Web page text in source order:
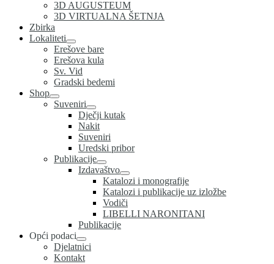
3D AUGUSTEUM
3D VIRTUALNA ŠETNJA
Zbirka
Lokaliteti
Erešove bare
Erešova kula
Sv. Vid
Gradski bedemi
Shop
Suveniri
Dječji kutak
Nakit
Suveniri
Uredski pribor
Publikacije
Izdavaštvo
Katalozi i monografije
Katalozi i publikacije uz izložbe
Vodiči
LIBELLI NARONITANI
Publikacije
Opći podaci
Djelatnici
Kontakt